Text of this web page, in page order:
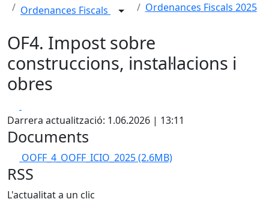
Ordenances Fiscals
Ordenances Fiscals 2025
OF4. Impost sobre
construccions, instal·lacions i
obres
Darrera actualització: 1.06.2026 | 13:11
Documents
OOFF_4_OOFF_ICIO_2025(2.6MB)
RSS
L'actualitat a un clic